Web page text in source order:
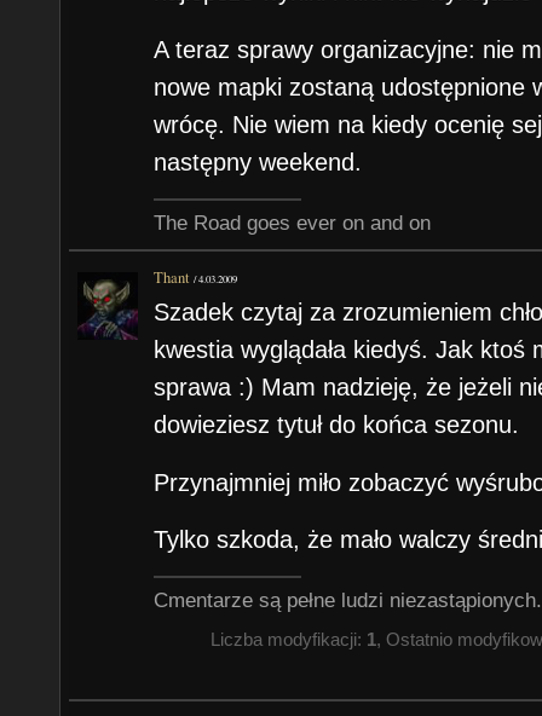
A teraz sprawy organizacyjne: nie
nowe mapki zostaną udostępnione
wrócę. Nie wiem na kiedy ocenię
następny weekend.
The Road goes ever on and on
Thant /4.03.2009
Szadek czytaj za zrozumieniem
kwestia wyglądała kiedyś. Jak
sprawa :) Mam nadzieję, że jeżeli
dowieziesz tytuł do końca sezonu.
Przynajmniej miło zobaczyć
Tylko szkoda, że mało walczy
Cmentarze są pełne ludzi
Liczba modyfikacji: 1, Ostatnio